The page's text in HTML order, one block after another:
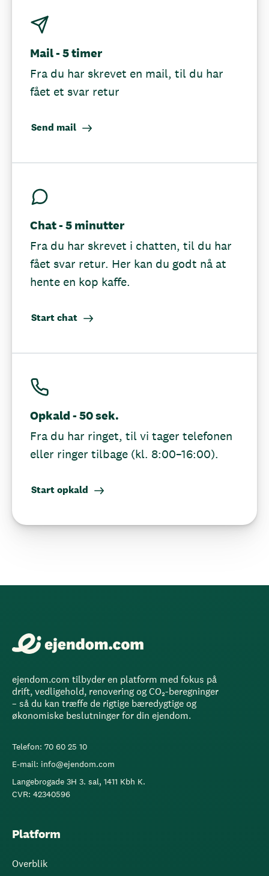
Mail - 5 timer
Fra du har skrevet en mail, til du har
fået et svar retur
Send mail
Chat - 5 minutter
Fra du har skrevet i chatten, til du har
fået svar retur. Her kan du godt nå at
hente en kop kaffe.
Start chat
Opkald - 50 sek.
Fra du har ringet, til vi tager telefonen
eller ringer tilbage (kl. 8:00–16:00).
Start opkald
ejendom.com tilbyder en platform med fokus på
drift, vedligehold, renovering og CO₂-beregninger
– så du kan træffe de rigtige bæredygtige og
økonomiske beslutninger for din ejendom.
Telefon: 70 60 25 10
E-mail: info@ejendom.com
Langebrogade 3H 3. sal, 1411 Kbh K.
CVR: 42340596
Platform
Overblik